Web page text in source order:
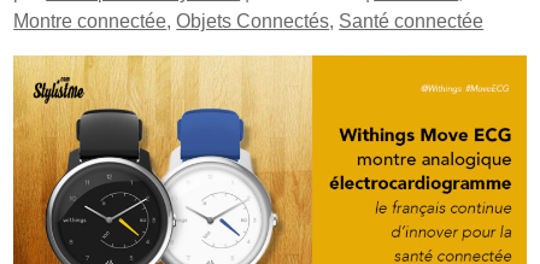
Montre connectée,Objets Connectés, Santé connectée